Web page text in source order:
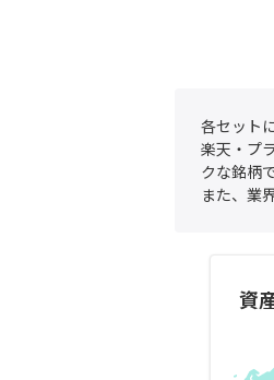
各セット
楽天・プ
クな銘柄で
また、業
資